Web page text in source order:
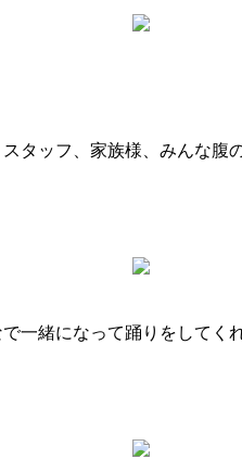
タッフ、家族様、みんな
一緒になって踊りをしてく